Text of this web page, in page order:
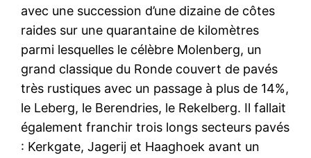
avec une succession d’une dizaine de côtes
raides sur une quarantaine de kilomètres
parmi lesquelles le célèbre Molenberg, un
grand classique du Ronde couvert de pavés
très rustiques avec un passage à plus de 14%,
le Leberg, le Berendries, le Rekelberg. Il fallait
également franchir trois longs secteurs pavés
: Kerkgate, Jagerij et Haaghoek avant un